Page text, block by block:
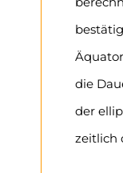
die
der
zeitlich